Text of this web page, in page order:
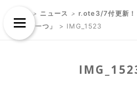
Menu
> ニュース > note3/7付更新！
キルの一つ」
> IMG_1523